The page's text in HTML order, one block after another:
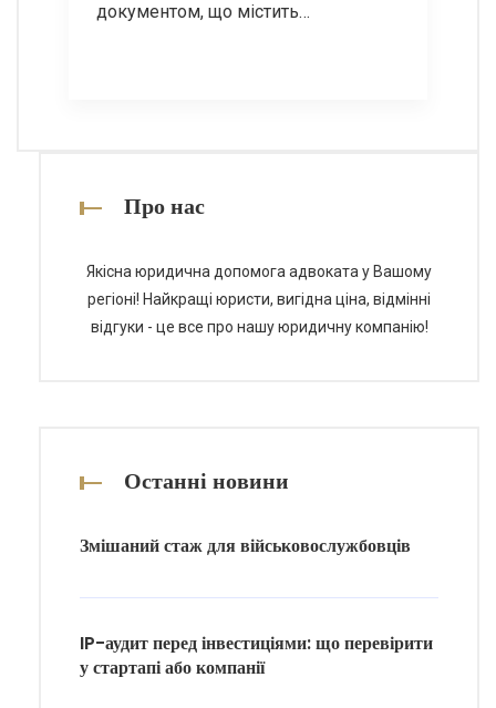
документом, що містить
найпоширеніші запитання з цієї
теми. Етапи отримання технічного
Про нас
Якісна юридична допомога адвоката у Вашому
регіоні! Найкращі юристи, вигідна ціна, відмінні
відгуки - це все про нашу юридичну компанію!
Останні новини
Змішаний стаж для військовослужбовців
IP-аудит перед інвестиціями: що перевірити
у стартапі або компанії